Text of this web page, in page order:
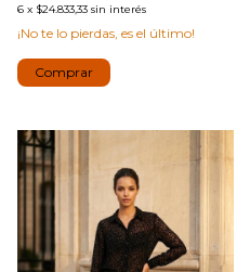
6 x $24.833,33 sin interés
¡No te lo pierdas, es el último!
Comprar